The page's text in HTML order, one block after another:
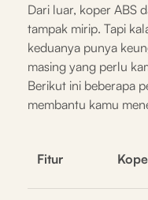
Dari luar, koper ABS
tampak mirip. Tapi
keduanya punya
masing yang perlu
Berikut ini beberapa
membantu kamu
Fitur